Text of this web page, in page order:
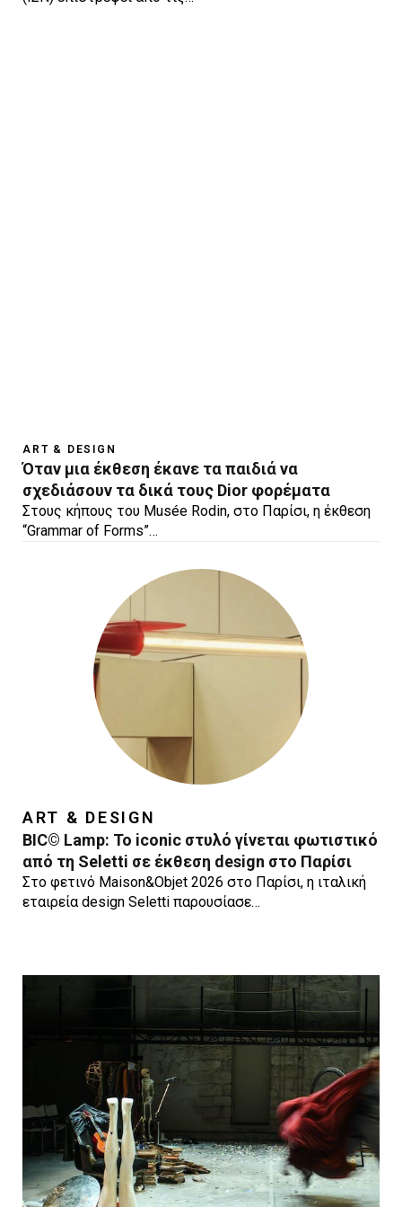
ART & DESIGN
Όταν μια έκθεση έκανε τα παιδιά να
σχεδιάσουν τα δικά τους Dior φορέματα
Στους κήπους του Musée Rodin, στο Παρίσι, η έκθεση
“Grammar of Forms”…
ART & DESIGN
BIC© Lamp: Το iconic στυλό γίνεται φωτιστικό
από τη Seletti σε έκθεση design στο Παρίσι
Στο φετινό Maison&Objet 2026 στο Παρίσι, η ιταλική
εταιρεία design Seletti παρουσίασε…